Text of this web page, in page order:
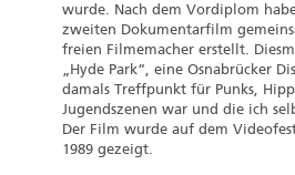
wurde. Nach dem Vordiplom
zweiten Dokumentarfilm
freien Filmemacher erstellt.
„Hyde Park“, eine Osnabrücker
damals Treffpunkt für Punks,
Jugendszenen war und die ich
Der Film wurde auf dem
1989 gezeigt.